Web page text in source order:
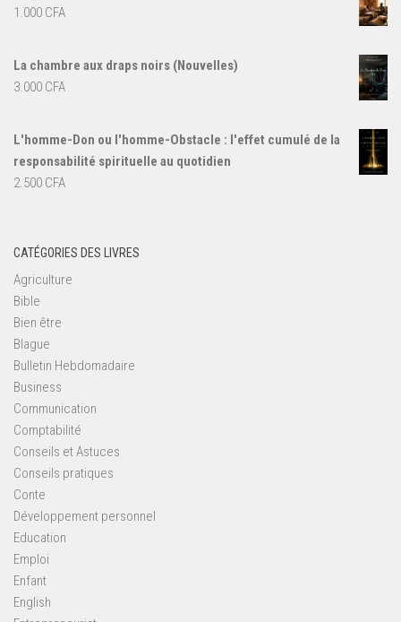
1.000 CFA
La chambre aux draps noirs (Nouvelles)
3.000 CFA
L'homme-Don ou l'homme-Obstacle : l'effet cumulé de la
responsabilité spirituelle au quotidien
2.500 CFA
CATÉGORIES DES LIVRES
Agriculture
Bible
Bien être
Blague
Bulletin Hebdomadaire
Business
Communication
Comptabilité
Conseils et Astuces
Conseils pratiques
Conte
Développement personnel
Education
Emploi
Enfant
English